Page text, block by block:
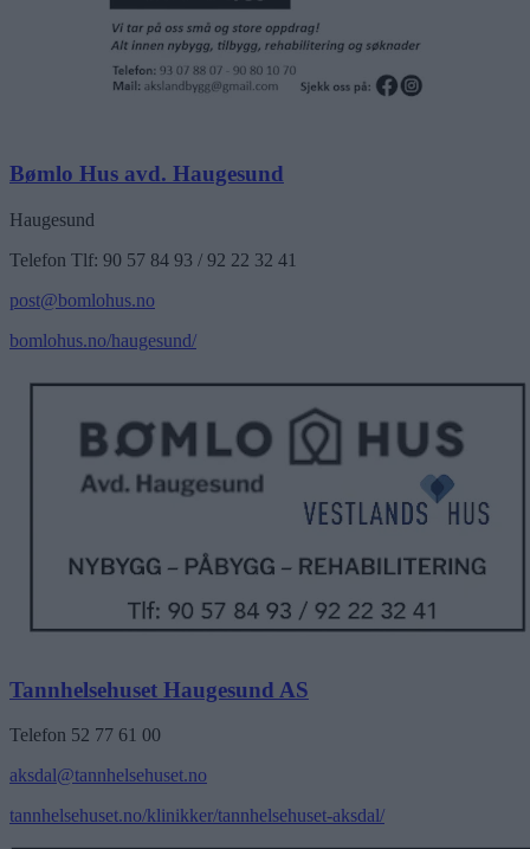
Bømlo Hus avd. Haugesund
Haugesund
Telefon Tlf: 90 57 84 93 / 92 22 32 41
post@bomlohus.no
bomlohus.no/haugesund/
Tannhelsehuset Haugesund AS
Telefon 52 77 61 00
aksdal@tannhelsehuset.no
tannhelsehuset.no/klinikker/tannhelsehuset-aksdal/